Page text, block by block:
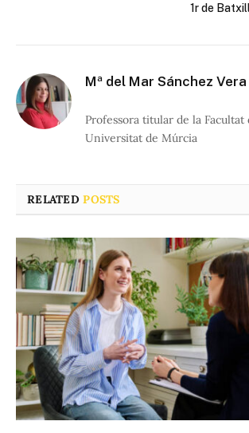
1r de
Mª del Mar Sánchez Vera
Professora titular de la Facultat
Universitat de Múrcia
RELATEDPOSTS